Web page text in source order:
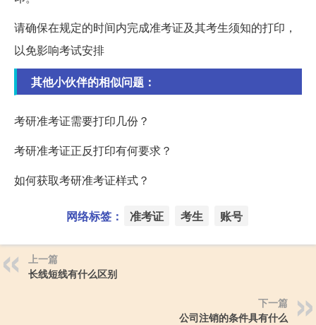
请确保在规定的时间内完成准考证及其考生须知的打印，
以免影响考试安排
其他小伙伴的相似问题：
考研准考证需要打印几份？
考研准考证正反打印有何要求？
如何获取考研准考证样式？
网络标签： 准考证 考生 账号
上一篇
长线短线有什么区别
下一篇
公司注销的条件具有什么